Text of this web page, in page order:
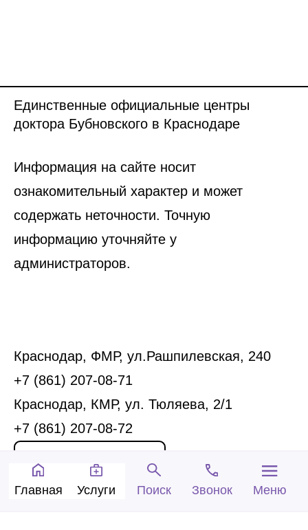
Единственные официальные центры
доктора Бубновского в Краснодаре
Информация на сайте носит
ознакомительный характер и может
содержать неточности. Точную
информацию уточняйте у
администраторов.
Краснодар, ФМР, ул.Рашпилевская, 240
+7 (861) 207-08-71
Краснодар, КМР, ул. Тюляева, 2/1
+7 (861) 207-08-72
Запись на прием
Обратный звонок
Главная Услуги Поиск Звонок Меню